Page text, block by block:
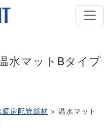
水マットBタイプ
暖房配管部材
温水マット